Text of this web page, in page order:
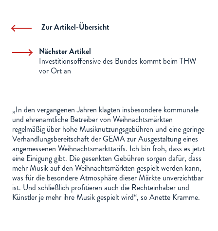
Zur Artikel-Übersicht
Nächster Artikel
Investitionsoffensive des Bundes kommt beim THW
vor Ort an
„In den vergangenen Jahren klagten insbesondere kommunale
und ehrenamtliche Betreiber von Weihnachtsmärkten
regelmäßig über hohe Musiknutzungsgebühren und eine geringe
Verhandlungsbereitschaft der GEMA zur Ausgestaltung eines
angemessenen Weihnachtsmarkttarifs. Ich bin froh, dass es jetzt
eine Einigung gibt. Die gesenkten Gebühren sorgen dafür, dass
mehr Musik auf den Weihnachtsmärkten gespielt werden kann,
was für die besondere Atmosphäre dieser Märkte unverzichtbar
ist. Und schließlich profitieren auch die Rechteinhaber und
Künstler je mehr ihre Musik gespielt wird“, so Anette Kramme.